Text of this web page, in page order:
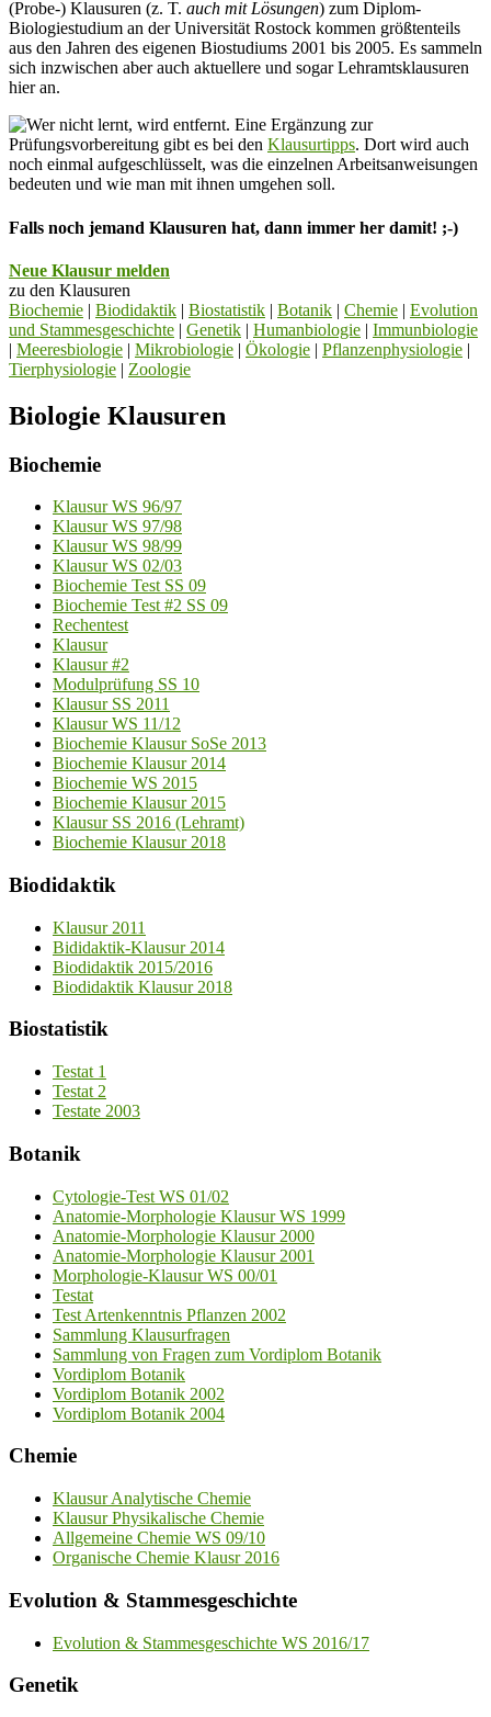
(Probe-) Klausuren (z. T. auch mit Lösungen) zum Diplom-
Biologiestudium an der Universität Rostock kommen größtenteils
aus den Jahren des eigenen Biostudiums 2001 bis 2005. Es sammeln
sich inzwischen aber auch aktuellere und sogar Lehramtsklausuren
hier an.
Eine Ergänzung zur
Prüfungsvorbereitung gibt es bei den Klausurtipps. Dort wird auch
noch einmal aufgeschlüsselt, was die einzelnen Arbeitsanweisungen
bedeuten und wie man mit ihnen umgehen soll.
Falls noch jemand Klausuren hat, dann immer her damit! ;-)
Neue Klausur melden
zu den Klausuren
Biochemie | Biodidaktik | Biostatistik | Botanik | Chemie | Evolution
und Stammesgeschichte | Genetik | Humanbiologie | Immunbiologie
| Meeresbiologie | Mikrobiologie | Ökologie | Pflanzenphysiologie |
Tierphysiologie | Zoologie
Biologie Klausuren
Biochemie
Klausur WS 96/97
Klausur WS 97/98
Klausur WS 98/99
Klausur WS 02/03
Biochemie Test SS 09
Biochemie Test #2 SS 09
Rechentest
Klausur
Klausur #2
Modulprüfung SS 10
Klausur SS 2011
Klausur WS 11/12
Biochemie Klausur SoSe 2013
Biochemie Klausur 2014
Biochemie WS 2015
Biochemie Klausur 2015
Klausur SS 2016 (Lehramt)
Biochemie Klausur 2018
Biodidaktik
Klausur 2011
Bididaktik-Klausur 2014
Biodidaktik 2015/2016
Biodidaktik Klausur 2018
Biostatistik
Testat 1
Testat 2
Testate 2003
Botanik
Cytologie-Test WS 01/02
Anatomie-Morphologie Klausur WS 1999
Anatomie-Morphologie Klausur 2000
Anatomie-Morphologie Klausur 2001
Morphologie-Klausur WS 00/01
Testat
Test Artenkenntnis Pflanzen 2002
Sammlung Klausurfragen
Sammlung von Fragen zum Vordiplom Botanik
Vordiplom Botanik
Vordiplom Botanik 2002
Vordiplom Botanik 2004
Chemie
Klausur Analytische Chemie
Klausur Physikalische Chemie
Allgemeine Chemie WS 09/10
Organische Chemie Klausr 2016
Evolution & Stammesgeschichte
Evolution & Stammesgeschichte WS 2016/17
Genetik